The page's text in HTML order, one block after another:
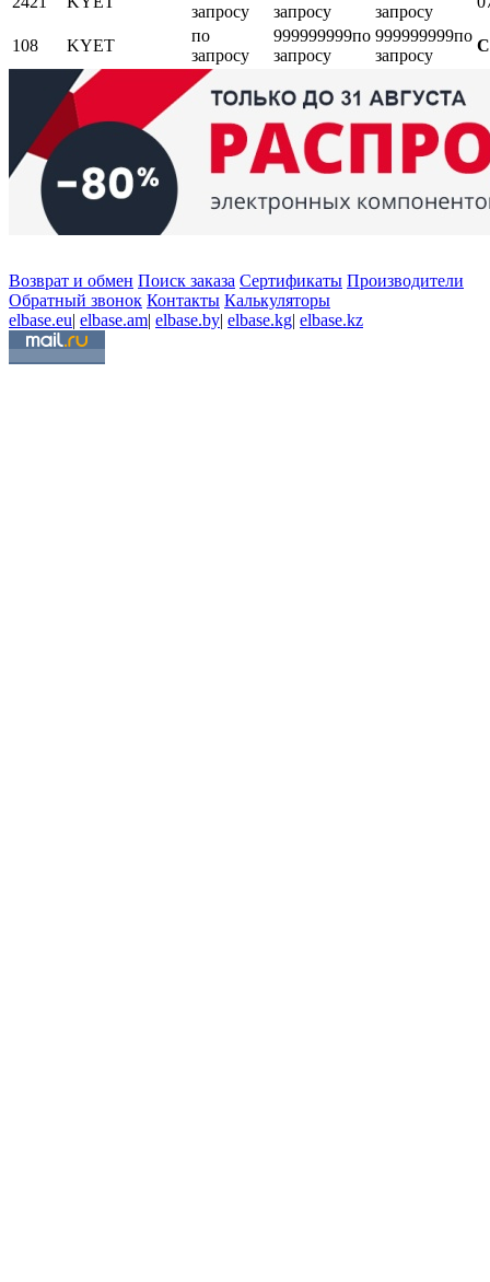
запросу
запросу
запросу
108 KYET
по
запросу
999999999по
запросу
999999999по
запросу
Возврат и обмен Поиск заказа Сертификаты Производители
Обратный звонок Контакты Калькуляторы
elbase.eu| elbase.am| elbase.by| elbase.kg| elbase.kz